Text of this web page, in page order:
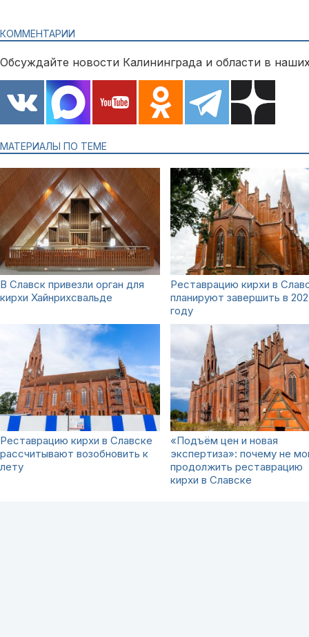
КОММЕНТАРИИ
Обсуждайте новости Калининграда и области в
МАТЕРИАЛЫ ПО ТЕМЕ
В Славск привезли орган для
кирхи Хайнрихсвальде
Реставрацию кирхи в
планируют завершить в
году
Реставрацию кирхи в Славске
рассчитывают возобновить к
лету
«Подъём цен и новая
экспертиза»: почему не
продолжить реставрацию
кирхи в Славске